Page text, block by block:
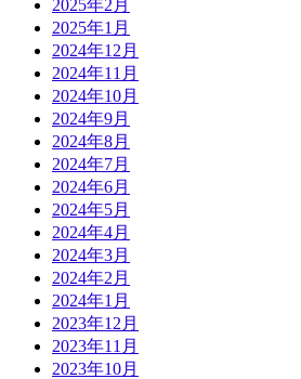
2025年2月
2025年1月
2024年12月
2024年11月
2024年10月
2024年9月
2024年8月
2024年7月
2024年6月
2024年5月
2024年4月
2024年3月
2024年2月
2024年1月
2023年12月
2023年11月
2023年10月